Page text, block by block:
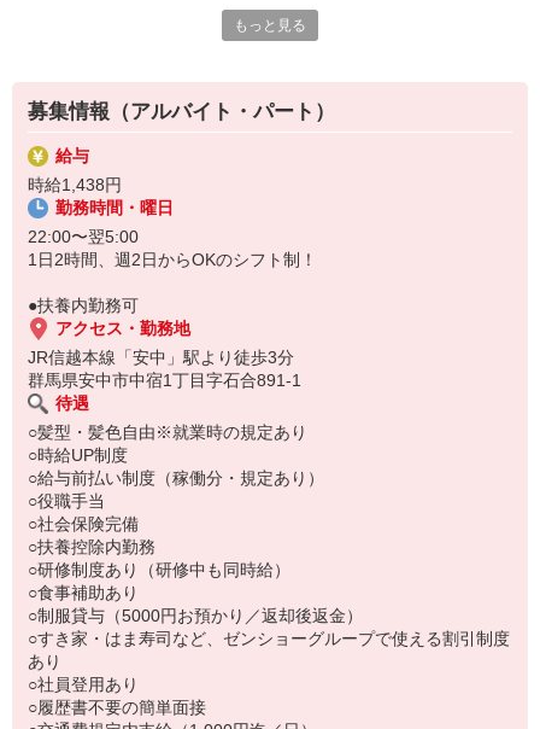
なか卯、かつ庵、ココス、ジョリーパスタ、ビッグボーイ、華屋
ョーグループ！
その中のひとつ『すき家』でお仕事しませんか？
あなたの笑顔で！
すばやく提供！
他にも、食材の調整や金銭管理、新しく入社したクルーの研修など
様々なお仕事があります。
セルフオーダー、セルフ会計で、現金の受け渡しはほとんどありま
せん。※一部店舗を除く
取り間違いもなく安心でスムーズ♪
マニュアルも用意していますので飲食店が初めての方でも大丈夫！
もちろん先輩クルーがしっかり教えてくれるので安心してくださ
い。
もっと見る
募集情報（アルバイト・パート）
給与
時給1,438円
勤務時間・曜日
22:00〜翌5:00
1日2時間、週2日からOKのシフト制！
●扶養内勤務可
アクセス・勤務地
JR信越本線「安中」駅より徒歩3分
群馬県安中市中宿1丁目字石合891-1
待遇
○髪型・髪色自由※就業時の規定あり
○時給UP制度
○給与前払い制度（稼働分・規定あり）
○役職手当
○社会保険完備
○扶養控除内勤務
○研修制度あり（研修中も同時給）
○食事補助あり
○制服貸与（5000円お預かり／返却後返金）
○すき家・はま寿司など、ゼンショーグループで使える割引制度
あり
○社員登用あり
○履歴書不要の簡単面接